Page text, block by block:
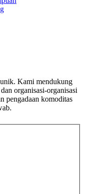
Kami mendukung
organisasi-organisasi
pengadaan komoditas